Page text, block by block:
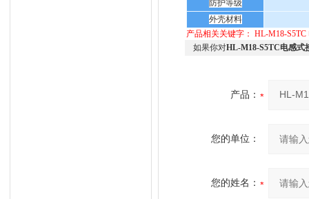
防护等级
外壳材料
产品相关关键字： HL-M18-S5TC
如果你对HL-M18-S5TC电感式
产品：
您的单位：
您的姓名：